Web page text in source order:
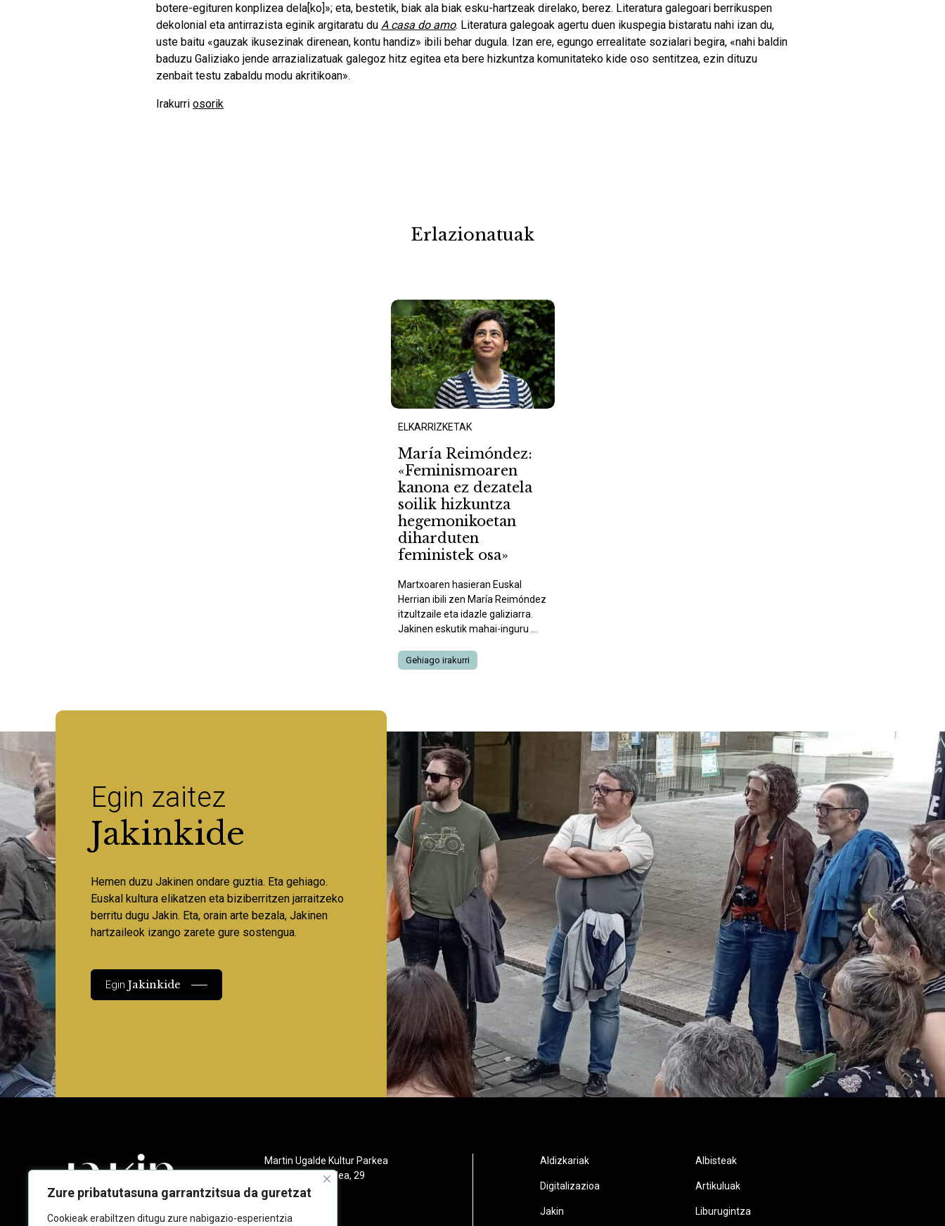
Zure pribatutasuna garrantzitsua da guretzat
Cookieak erabiltzen ditugu zure nabigazio-esperientzia
botere-egituren konplizea dela[ko]»; eta, bestetik, biak ala biak esku-hartzeak direlako, berez. Literatura galegoari berrikuspen
dekolonial eta antirrazista eginik argitaratu du A casa do amo. Literatura galegoak agertu duen ikuspegia bistaratu nahi izan du,
uste baitu «gauzak ikusezinak direnean, kontu handiz» ibili behar dugula. Izan ere, egungo errealitate sozialari begira, «nahi baldin
baduzu Galiziako jende arrazializatuak galegoz hitz egitea eta bere hizkuntza komunitateko kide oso sentitzea, ezin dituzu
zenbait testu zabaldu modu akritikoan».
Irakurri osorik
Erlazionatuak
ELKARRIZKETAK
María Reimóndez:
«Feminismoaren
kanona ez dezatela
soilik hizkuntza
hegemonikoetan
diharduten
feministek osa»
Martxoaren hasieran Euskal
Herrian ibili zen María Reimóndez
itzultzaile eta idazle galiziarra.
Jakinen eskutik mahai-inguru ...
Gehiago irakurri
Egin zaitez
Jakinkide
Hemen duzu Jakinen ondare guztia. Eta gehiago.
Euskal kultura elikatzen eta biziberritzen jarraitzeko
berritu dugu Jakin. Eta, orain arte bezala, Jakinen
hartzaileok izango zarete gure sostengua.
EginJakinkide
Martin Ugalde Kultur Parkea
Gudarien etorbidea, 29
20140 Andoain
943 218 092
Aldizkariak
Digitalizazioa
Jakin
Albisteak
Artikuluak
Liburugintza